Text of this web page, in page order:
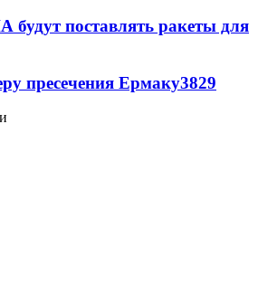
будут поставлять ракеты для
пресечения Ермаку3829